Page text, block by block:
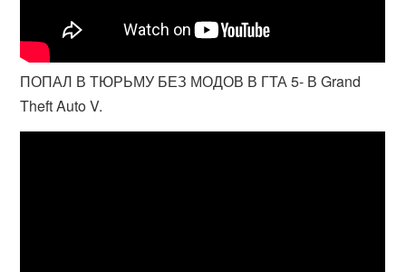
ПОПАЛ В ТЮРЬМУ БЕЗ МОДОВ В ГТА 5- В Grand
Theft Auto V.